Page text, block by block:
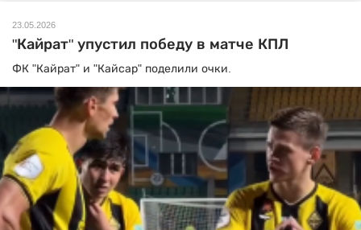
23.05.2026
"Кайрат" упустил победу в матче КПЛ
ФК "Кайрат" и "Кайсар" поделили очки.